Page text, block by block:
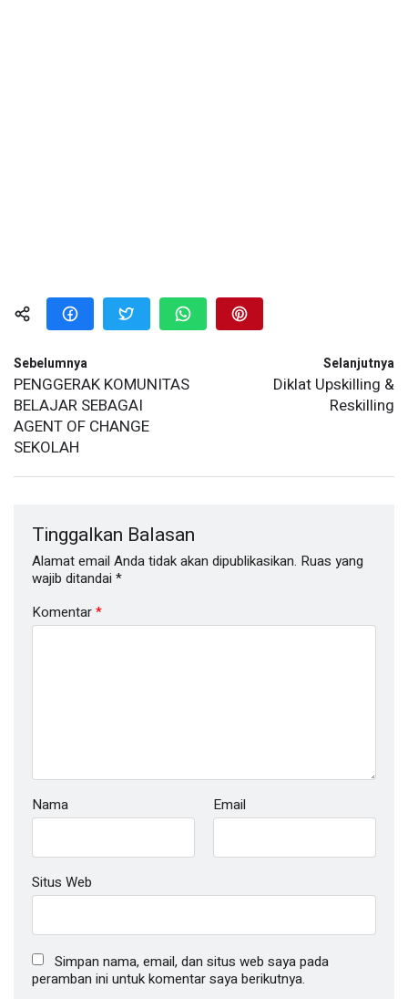
Sebelumnya
PENGGERAK KOMUNITAS
BELAJAR SEBAGAI
AGENT OF CHANGE
SEKOLAH
Selanjutnya
Diklat Upskilling &
Reskilling
Tinggalkan Balasan
Alamat email Anda tidak akan dipublikasikan. Ruas yang
wajib ditandai *
Komentar*
Nama Email
Situs Web
Simpan nama, email, dan situs web saya pada
peramban ini untuk komentar saya berikutnya.